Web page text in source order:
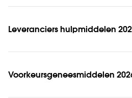
Leveranciers hulpmiddelen
Voorkeursgeneesmiddelen